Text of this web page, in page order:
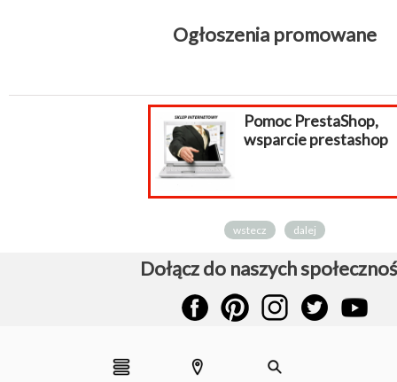
Ogłoszenia promowane
Pomoc PrestaShop,
wsparcie prestashop
wstecz dalej
Dołącz do naszych